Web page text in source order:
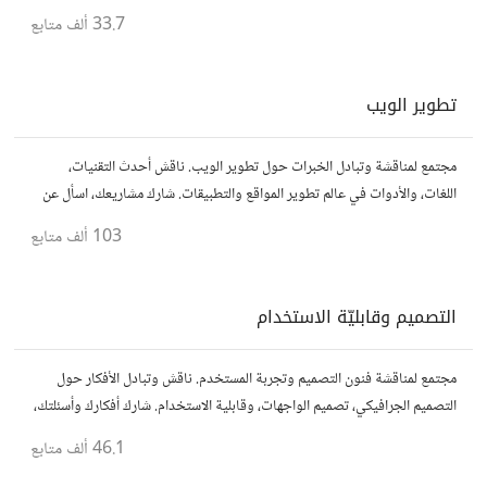
33.7 ألف متابع
تطوير الويب
مجتمع لمناقشة وتبادل الخبرات حول تطوير الويب. ناقش أحدث التقنيات،
اللغات، والأدوات في عالم تطوير المواقع والتطبيقات. شارك مشاريعك، اسأل عن
103 ألف متابع
التصميم وقابليّة الاستخدام
مجتمع لمناقشة فنون التصميم وتجربة المستخدم. ناقش وتبادل الأفكار حول
التصميم الجرافيكي، تصميم الواجهات، وقابلية الاستخدام. شارك أفكارك وأسئلتك،
وتواصل مع مصممين ومتخصصين في تحسين تجربة المستخدم.
46.1 ألف متابع